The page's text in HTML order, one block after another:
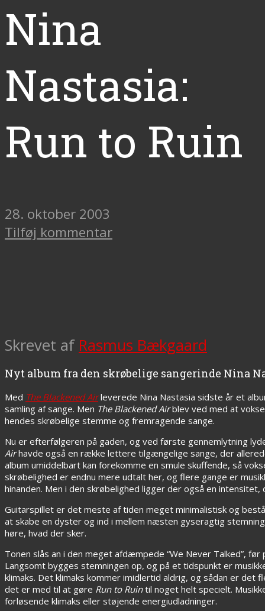
Nina
Nastasia:
Run to Ruin
28. oktober 2003
Tilføj kommentar
Skrevet af Rasmus Bækgaard
Nyt album fra den skrøbelige sangerinde Nina
Med The Blackened Airleverede Nina Nastasia sidste år et
samling af sange. Men The Blackened Airblev ved med at
hendes skrøbelige stemme og fremragende sange.
Nu er efterfølgeren på gaden, og ved første gennemlytning
Airhavde også en række lettere tilgængelige sange, der
album umiddelbart kan forekomme en smule skuffende, så
skrøbelighed er endnu mere udtalt her, og flere gange er
hinanden. Men i den skrøbelighed ligger der også en intensitet,
Guitarspillet er det meste af tiden meget minimalistisk og
at skabe en dyster og ind i mellem næsten gyseragtig
høre, hvad der sker.
Tonen slås an i den meget afdæmpede “We Never Talked”,
Langsomt bygges stemningen op, og på et tidspunkt er
klimaks. Det klimaks kommer imidlertid aldrig, og sådan er
det er med til at gøre Run to Ruintil noget helt specielt.
forløsende klimaks eller støjende energiudladninger.